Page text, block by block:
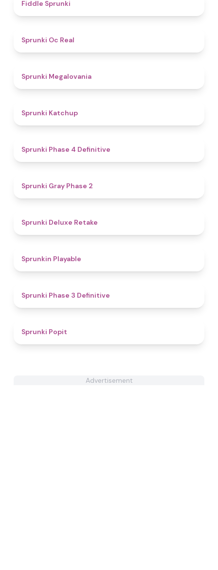
Fiddle Sprunki
Sprunki Oc Real
Sprunki Megalovania
Sprunki Katchup
Sprunki Phase 4 Definitive
Sprunki Gray Phase 2
Sprunki Deluxe Retake
Sprunkin Playable
Sprunki Phase 3 Definitive
Sprunki Popit
Advertisement